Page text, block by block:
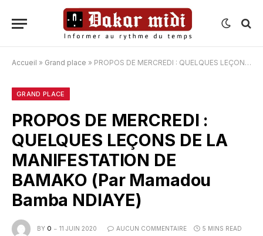
Accueil » Grand place » PROPOS DE MERCREDI : QUELQUES LEÇONS DE LA MANIFESTATION DE BAMAKO (Par Mamadou Bamba NDIAYE)
GRAND PLACE
PROPOS DE MERCREDI :
QUELQUES LEÇONS DE LA
MANIFESTATION DE
BAMAKO (Par Mamadou
Bamba NDIAYE)
BY O 11 JUIN 2020 AUCUN COMMENTAIRE 5 MINS READ